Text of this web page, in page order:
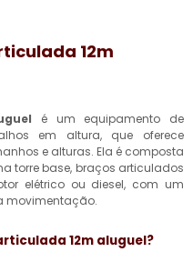
12m
é um equipamento de
em altura, que oferece
e alturas. Ela é composta
torre base, braços articulados
elétrico ou diesel, com um
movimentação.
12m aluguel?